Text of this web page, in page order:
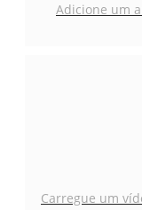
Adicione um
Carregue um